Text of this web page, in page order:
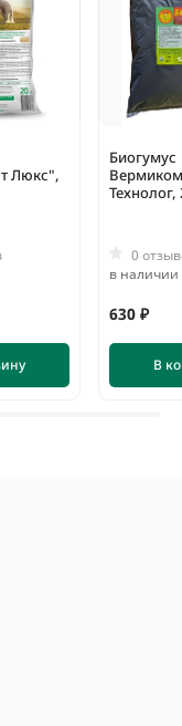
Люкс",
Биогумус
Технолог,
0
в наличии
630 ₽
В